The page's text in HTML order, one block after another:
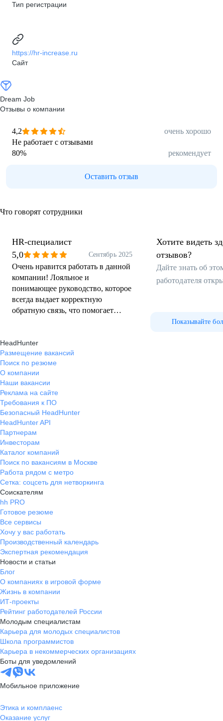
Тип регистрации
https://hr-increase.ru
Сайт
Dream Job
Отзывы о компании
4,2
очень хорошо
Не работает с отзывами
80% рекомендует
Оставить отзыв
Что говорят сотрудники
HR-специалист
5,0
Сентябрь 2025
Очень нравится работать в данной
компании! Лояльное и
понимающее руководство, которое
всегда выдает корректную
обратную связь, что помогает
различных ситуациях! Достойная
оплата труда и всегда интересные
вакансии в работе! Очень много
вакансии было закрыто в данной
компании, что помогает
развиваться не только как HR, но и
разносторонне изучать различные
сферы деятельности. Еще и
удаленно!)
Хотите видеть
отзывов?
Дайте знать об
работодателя
Показывайте
HeadHunter
Размещение вакансий
Поиск по резюме
О компании
Наши вакансии
Реклама на сайте
Требования к ПО
Безопасный HeadHunter
HeadHunter API
Партнерам
Инвесторам
Каталог компаний
Поиск по вакансиям в Москве
Работа рядом с метро
Сетка: соцсеть для нетворкинга
Соискателям
hh PRO
Готовое резюме
Все сервисы
Хочу у вас работать
Производственный календарь
Экспертная рекомендация
Новости и статьи
Блог
О компаниях в игровой форме
Жизнь в компании
ИТ-проекты
Рейтинг работодателей России
Молодым специалистам
Карьера для молодых специалистов
Школа программистов
Карьера в некоммерческих организациях
Боты для уведомлений
Мобильное приложение
Этика и комплаенс
Оказание услуг